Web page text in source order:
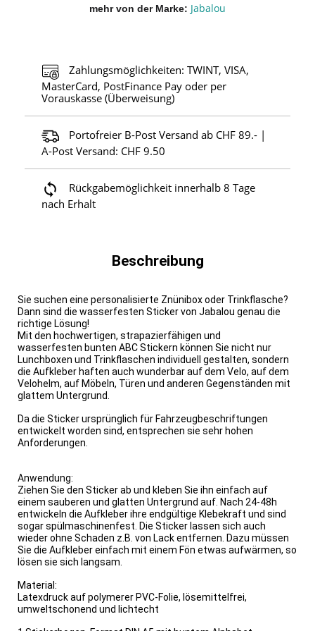
mehr von der Marke Jabalou
Zahlungsmöglichkeiten: TWINT, VISA,
MasterCard, PostFinance Pay oder per
Vorauskasse (Überweisung)
Portofreier B-Post Versand ab CHF 89.- |
A-Post Versand: CHF 9.50
Rückgabemöglichkeit innerhalb 8 Tage
nach Erhalt
Beschreibung
Sie suchen eine personalisierte Znünibox oder Trinkflasche?
Dann sind die wasserfesten Sticker von Jabalou genau die
richtige Lösung!
Mit den hochwertigen, strapazierfähigen und
wasserfesten bunten ABC Stickern können Sie nicht nur
Lunchboxen und Trinkflaschen individuell gestalten, sondern
die Aufkleber haften auch wunderbar auf dem Velo, auf dem
Velohelm, auf Möbeln, Türen und anderen Gegenständen mit
glattem Untergrund.
Da die Sticker ursprünglich für Fahrzeugbeschriftungen
entwickelt worden sind, entsprechen sie sehr hohen
Anforderungen.
Anwendung:
Ziehen Sie den Sticker ab und kleben Sie ihn einfach auf
einem sauberen und glatten Untergrund auf. Nach 24-48h
entwickeln die Aufkleber ihre endgültige Klebekraft und sind
sogar spülmaschinenfest. Die Sticker lassen sich auch
wieder ohne Schaden z.B. von Lack entfernen. Dazu müssen
Sie die Aufkleber einfach mit einem Fön etwas aufwärmen, so
lösen sie sich langsam.
Material:
Latexdruck auf polymerer PVC-Folie, lösemittelfrei,
umweltschonend und lichtecht